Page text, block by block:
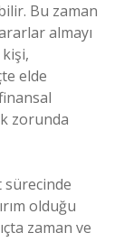
Bu zaman
almayı
elde
zorunda
sürecinde
olduğu
zaman ve